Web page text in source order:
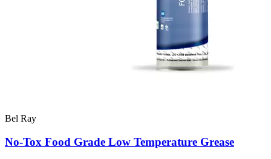
Bel Ray
No-Tox Food Grade Low Temperature Grease